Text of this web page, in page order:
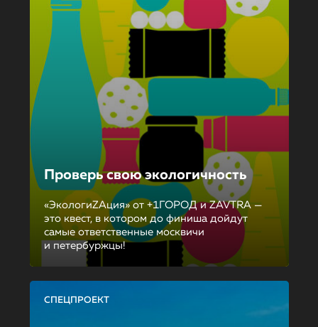
Проверь свою экологичность
«ЭкологиZAция» от +1ГОРОД и ZAVTRA —
это квест, в котором до финиша дойдут
самые ответственные москвичи
и петербуржцы!
СПЕЦПРОЕКТ